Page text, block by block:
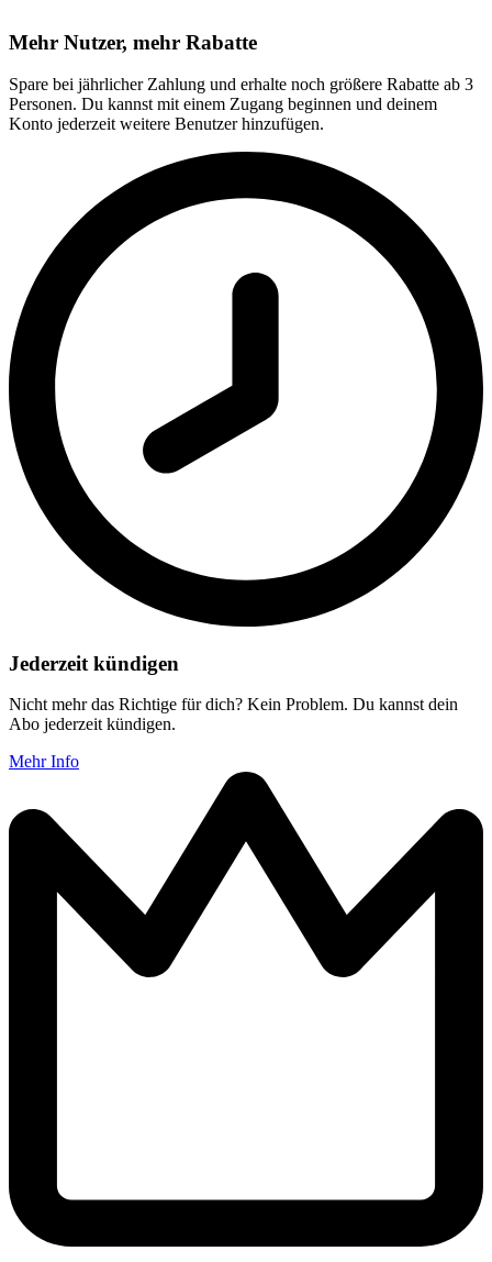
Mehr Nutzer, mehr Rabatte
Spare bei jährlicher Zahlung und erhalte noch größere Rabatte ab 3
Personen. Du kannst mit einem Zugang beginnen und deinem
Konto jederzeit weitere Benutzer hinzufügen.
Jederzeit kündigen
Nicht mehr das Richtige für dich? Kein Problem. Du kannst dein
Abo jederzeit kündigen.
Mehr Info